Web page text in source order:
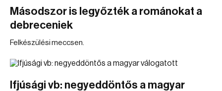
Másodszor is legyőzték a románokat a
debreceniek
Felkészülési meccsen.
Ifjúsági vb: negyeddöntős a magyar